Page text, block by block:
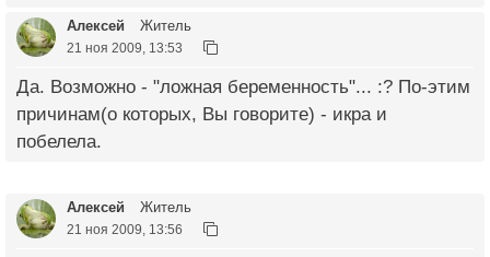
Алексей Житель
21 ноя 2009, 13:53
Да. Возможно - "ложная беременность"... :? По-этим
причинам(о которых, Вы говорите) - икра и
побелела.
Алексей Житель
21 ноя 2009, 13:56